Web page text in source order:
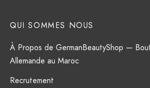
QUI SOMMES NOUS
À Propos de GermanBeautyShop —
Allemande au Maroc
Recrutement